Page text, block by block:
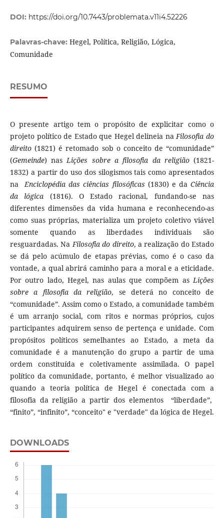
DOI: https://doi.org/10.7443/problemata.v11i4.52226
Palavras-chave: Hegel, Política, Religião, Lógica,
Comunidade
RESUMO
O presente artigo tem o propósito de explicitar como o
projeto político de Estado que Hegel delineia naFilosofia do
direito(1821) é retomado sob o conceito de “comunidade”
(Gemeinde) nasLições sobre a filosofia da religião(1821-
1832) a partir do uso dos silogismos tais como apresentados
naEnciclopédia das ciências filosóficas (1830) e daCiência
da lógica (1816). O Estado racional, fundando-se nas
diferentes dimensões da vida humana e reconhecendo-as
como suas próprias, materializa um projeto coletivo viável
somente quando as liberdades individuais são
resguardadas. NaFilosofia do direito, a realização do Estado
se dá pelo acúmulo de etapas prévias, como é o caso da
vontade, a qual abrirá caminho para a moral e a eticidade.
Por outro lado, Hegel, nas aulas que compõem asLições
sobre a filosofia da religião, se deterá no conceito de
“comunidade”. Assim como o Estado, a comunidade também
é um arranjo social, com ritos e normas próprios, cujos
participantes adquirem senso de pertença e unidade. Com
propósitos políticos semelhantes ao Estado, a meta da
comunidade é a manutenção do grupo a partir de uma
ordem constituída e coletivamente assimilada. O papel
político da comunidade, portanto, é melhor visualizado ao
quando a teoria política de Hegel é conectada com a
filosofia da religião a partir dos elementos “liberdade”,
“finito”, “infinito”, “conceito" e "verdade" da lógica de Hegel.
DOWNLOADS